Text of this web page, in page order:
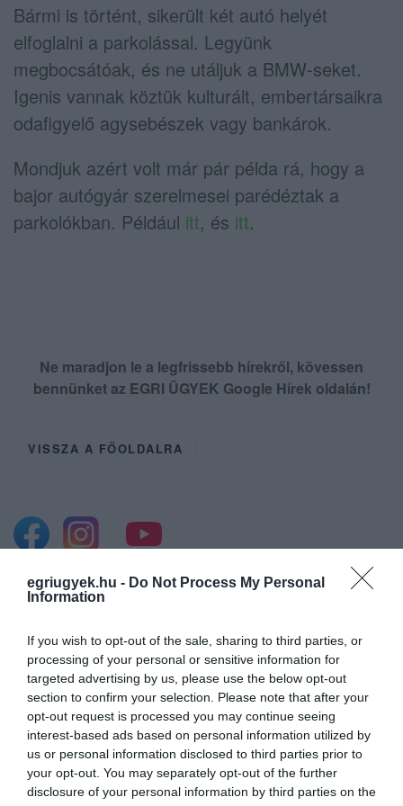
egriugyek.hu - Do Not Process My Personal
Information
If you wish to opt-out of the sale, sharing to third parties, or
processing of your personal or sensitive information for
targeted advertising by us, please use the below opt-out
section to confirm your selection. Please note that after your
opt-out request is processed you may continue seeing
interest-based ads based on personal information utilized by
us or personal information disclosed to third parties prior to
your opt-out. You may separately opt-out of the further
disclosure of your personal information by third parties on the
Bármi is történt, sikerült két autó helyét
elfoglalni a parkolással. Legyünk
megbocsátóak, és ne utáljuk a BMW-seket.
Igenis vannak köztük kulturált, embertársaikra
odafigyelő agysebészek vagy bankárok.
Mondjuk azért volt már pár példa rá, hogy a
bajor autógyár szerelmesei parédéztak a
parkolókban. Például itt, és itt.
Ne maradjon le a legfrissebb hírekről, kövessen
bennünket az EGRI ÜGYEK Google Hírek oldalán!
VISSZA A FŐOLDALRA
Legfrissebb híreink
KÉT AUTÓ ÜTKÖZÖTT BOGÁCSON, A
MENTŐK IS A HELYSZÍNRE ÉRKE...
2026. augusztus 06 Riasztó